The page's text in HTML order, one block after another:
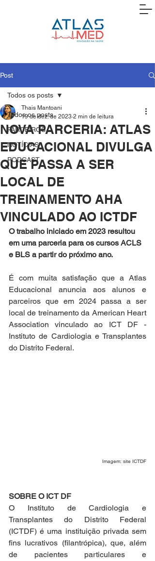
Post
Todos os posts
PARCEIROS
NOTÍCIAS
PODCAST
Todos os posts
NOVA PARCERIA: ATLAS
EDUCACIONAL DIVULGA
QUE PASSA A SER
LOCAL DE
TREINAMENTO AHA
VINCULADO AO ICTDF
Thais Mantoani
19 de dez. de 2023 2 min de leitura
O trabalho iniciado em 2023 resultou
em uma parceria para os cursos ACLS
e BLS a partir do próximo ano.
É com muita satisfação que a Atlas
Educacional anuncia aos alunos e
parceiros que em 2024 passa a ser
local de treinamento da American Heart
Association vinculado ao ICT DF -
Instituto de Cardiologia e Transplantes
do Distrito Federal.
Imagem: site ICTDF
SOBRE O ICT DF
O Instituto de Cardiologia e
Transplantes do Distrito Federal
(ICTDF) é uma instituição privada sem
fins lucrativos (filantrópica), que, além
de pacientes particulares e